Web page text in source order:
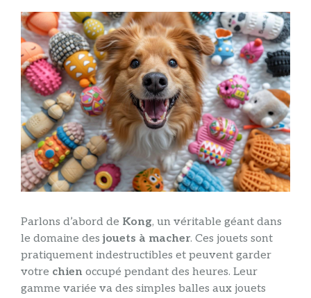
Parlons d’abord de Kong, un véritable géant dans
le domaine des jouets à macher. Ces jouets sont
pratiquement indestructibles et peuvent garder
votre chien occupé pendant des heures. Leur
gamme variée va des simples balles aux jouets